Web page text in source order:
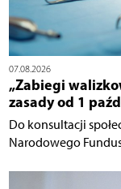
07.08.2026
„Zabiegi
zasady od 1
Do konsultacji
Narodowego